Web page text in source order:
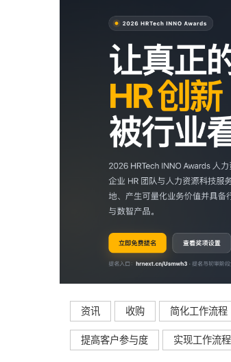
资讯 收购 简化工作流程
提高客户参与度 实现工作流